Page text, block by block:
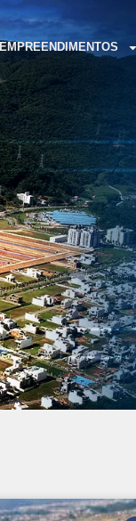
EMPREENDIMENTOS